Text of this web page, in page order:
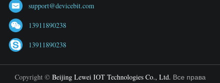
support@devicebit.com
13911890238
13911890238
Copyright © Beijing Lewei IOT Technologies Co., Ltd. Все права